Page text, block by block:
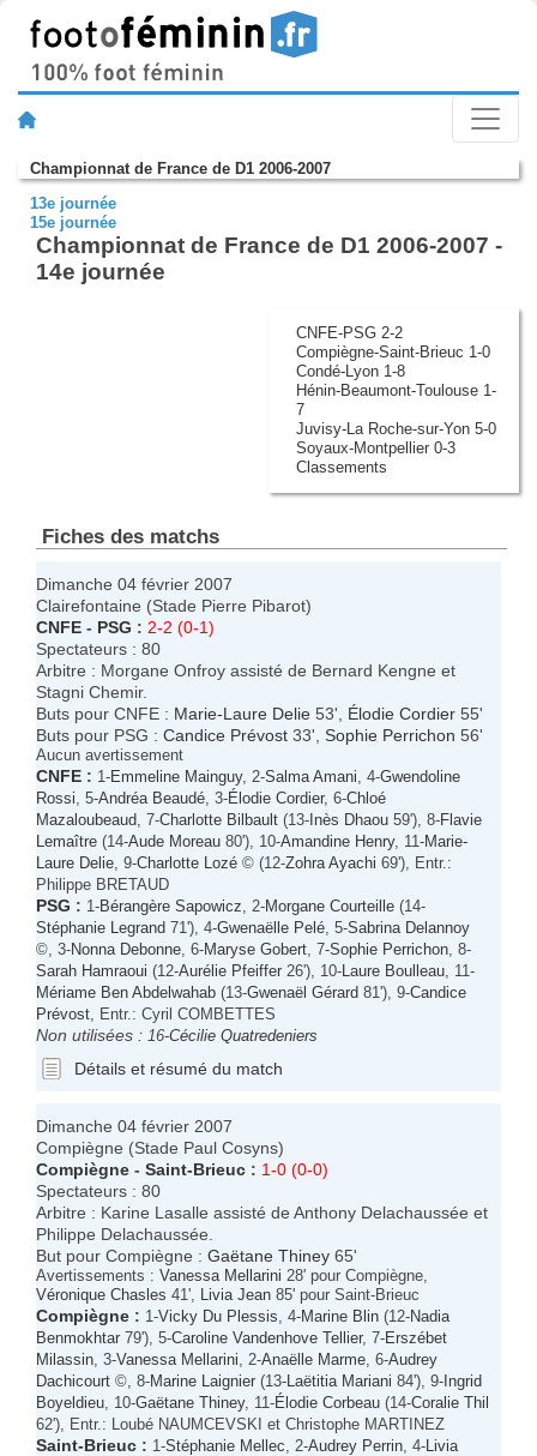
Championnat de France de D1 2006-2007
13e journée
15e journée
Championnat de France de D1 2006-2007 -
14e journée
CNFE-PSG 2-2
Compiègne-Saint-Brieuc 1-0
Condé-Lyon 1-8
Hénin-Beaumont-Toulouse 1-
7
Juvisy-La Roche-sur-Yon 5-0
Soyaux-Montpellier 0-3
Classements
Fiches des matchs
Dimanche 04 février 2007
Clairefontaine (Stade Pierre Pibarot)
CNFE - PSG : 2-2 (0-1)
Spectateurs : 80
Arbitre : Morgane Onfroy assisté de Bernard Kengne et
Stagni Chemir.
Buts pour CNFE : Marie-Laure Delie 53', Élodie Cordier 55'
Buts pour PSG : Candice Prévost 33', Sophie Perrichon 56'
Aucun avertissement
CNFE : 1-Emmeline Mainguy, 2-Salma Amani , 4-Gwendoline
Rossi , 5-Andréa Beaudé , 3-Élodie Cordier, 6-Chloé
Mazaloubeaud , 7-Charlotte Bilbault (13- Inès Dhaou 59'), 8-Flavie
Lemaître (14-Aude Moreau 80'), 10-Amandine Henry, 11-Marie-
Laure Delie , 9-Charlotte Lozé © (12-Zohra Ayachi 69'), Entr.:
Philippe BRETAUD
PSG : 1-Bérangère Sapowicz , 2-Morgane Courteille (14-
Stéphanie Legrand 71'), 4-Gwenaëlle Pelé , 5-Sabrina Delannoy
©, 3-Nonna Debonne , 6-Maryse Gobert , 7-Sophie Perrichon , 8-
Sarah Hamraoui (12-Aurélie Pfeiffer 26'), 10- Laure Boulleau , 11-
Mériame Ben Abdelwahab (13-Gwenaël Gérard 81'), 9-Candice
Prévost , Entr.: Cyril COMBETTES
Non utilisées : 16-Cécilie Quatredeniers
Détails et résumé du match
Dimanche 04 février 2007
Compiègne (Stade Paul Cosyns)
Compiègne - Saint-Brieuc : 1-0 (0-0)
Spectateurs : 80
Arbitre : Karine Lasalle assisté de Anthony Delachaussée et
Philippe Delachaussée.
But pour Compiègne : Gaëtane Thiney 65'
Avertissements : Vanessa Mellarini 28' pour Compiègne,
Véronique Chasles 41', Livia Jean 85' pour Saint-Brieuc
Compiègne : 1-Vicky Du Plessis , 4-Marine Blin (12-Nadia
Benmokhtar 79'), 5-Caroline Vandenhove Tellier, 7-Erszébet
Milassin , 3-Vanessa Mellarini , 2-Anaëlle Marme , 6-Audrey
Dachicourt ©, 8-Marine Laignier (13- Laëtitia Mariani 84'), 9- Ingrid
Boyeldieu , 10-Gaëtane Thiney, 11-Élodie Corbeau (14-Coralie Thil
62'), Entr.: Loubé NAUMCEVSKI et Christophe MARTINEZ
Saint-Brieuc : 1-Stéphanie Mellec , 2-Audrey Perrin , 4- Livia